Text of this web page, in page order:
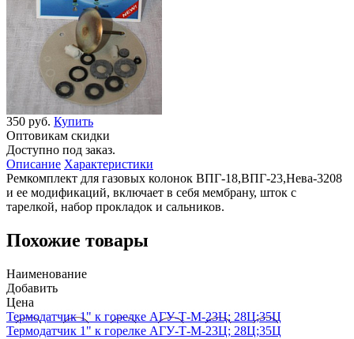
350 руб. Купить
Оптовикам скидки
Доступно под заказ.
Описание Характеристики
Ремкомплект для газовых колонок ВПГ-18,ВПГ-23,Нева-3208
и ее модификаций, включает в себя мембрану, шток с
тарелкой, набор прокладок и сальников.
Похожие товары
Наименование
Добавить
Цена
Термодатчик 1" к горелке АГУ-Т-М-23Ц; 28Ц;35Ц
Термодатчик 1" к горелке АГУ-Т-М-23Ц; 28Ц;35Ц